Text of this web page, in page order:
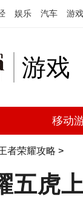
娱乐 汽车 游戏
游戏
移动
者荣耀攻略 >
五虎